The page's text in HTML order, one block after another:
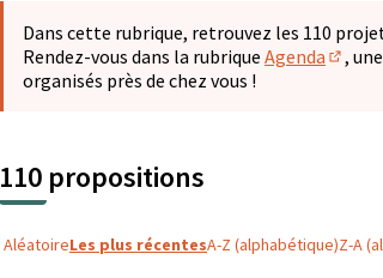
Dans cette rubrique, retrouvez les 110
Rendez-vous dans la rubrique Agenda
,
organisés près de chez vous !
110 propositions
AléatoireLes plus récentesA-Z (alphabétique)Z-A